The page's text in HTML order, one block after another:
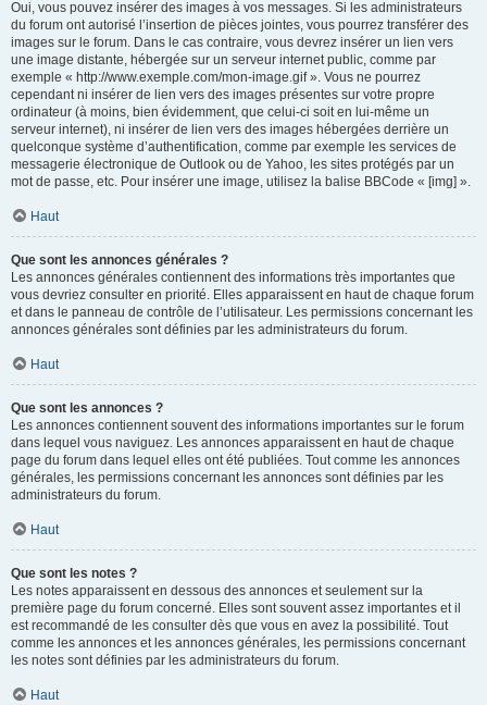
Oui, vous pouvez insérer des images à vos messages. Si les administrateurs
du forum ont autorisé l’insertion de pièces jointes, vous pourrez transférer des
images sur le forum. Dans le cas contraire, vous devrez insérer un lien vers
une image distante, hébergée sur un serveur internet public, comme par
exemple « http://www.exemple.com/mon-image.gif ». Vous ne pourrez
cependant ni insérer de lien vers des images présentes sur votre propre
ordinateur (à moins, bien évidemment, que celui-ci soit en lui-même un
serveur internet), ni insérer de lien vers des images hébergées derrière un
quelconque système d’authentification, comme par exemple les services de
messagerie électronique de Outlook ou de Yahoo, les sites protégés par un
mot de passe, etc. Pour insérer une image, utilisez la balise BBCode « [img] ».
Haut
Que sont les annonces générales ?
Les annonces générales contiennent des informations très importantes que
vous devriez consulter en priorité. Elles apparaissent en haut de chaque forum
et dans le panneau de contrôle de l’utilisateur. Les permissions concernant les
annonces générales sont définies par les administrateurs du forum.
Haut
Que sont les annonces ?
Les annonces contiennent souvent des informations importantes sur le forum
dans lequel vous naviguez. Les annonces apparaissent en haut de chaque
page du forum dans lequel elles ont été publiées. Tout comme les annonces
générales, les permissions concernant les annonces sont définies par les
administrateurs du forum.
Haut
Que sont les notes ?
Les notes apparaissent en dessous des annonces et seulement sur la
première page du forum concerné. Elles sont souvent assez importantes et il
est recommandé de les consulter dès que vous en avez la possibilité. Tout
comme les annonces et les annonces générales, les permissions concernant
les notes sont définies par les administrateurs du forum.
Haut